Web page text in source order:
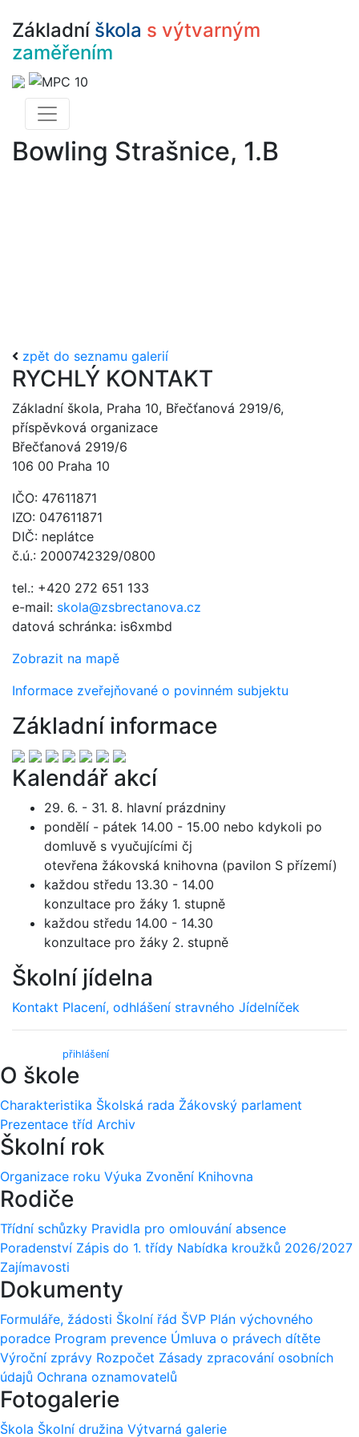
Základní škola s výtvarným
zaměřením
Bowling Strašnice, 1.B
zpět do seznamu galerií
RYCHLÝ KONTAKT
Základní škola, Praha 10, Břečťanová 2919/6,
příspěvková organizace
Břečťanová 2919/6
106 00 Praha 10
IČO: 47611871
IZO: 047611871
DIČ: neplátce
č.ú.: 2000742329/0800
tel.: +420 272 651 133
e-mail: skola@zsbrectanova.cz
datová schránka: is6xmbd
Zobrazit na mapě
Informace zveřejňované o povinném subjektu
Základní informace
Kalendář akcí
29. 6. - 31. 8. hlavní prázdniny
pondělí - pátek 14.00 - 15.00 nebo kdykoli po
domluvě s vyučujícími čj
otevřena žákovská knihovna (pavilon S přízemí)
každou středu 13.30 - 14.00
konzultace pro žáky 1. stupně
každou středu 14.00 - 14.30
konzultace pro žáky 2. stupně
Školní jídelna
Kontakt Placení, odhlášení stravného Jídelníček
přihlášení)
O škole
Charakteristika Školská rada Žákovský parlament
Prezentace tříd Archiv
Školní rok
Organizace roku Výuka Zvonění Knihovna
Rodiče
Třídní schůzky Pravidla pro omlouvání absence
Poradenství Zápis do 1. třídy Nabídka kroužků 2026/2027
Zajímavosti
Dokumenty
Formuláře, žádosti Školní řád ŠVP Plán výchovného
poradce Program prevence Úmluva o právech dítěte
Výroční zprávy Rozpočet Zásady zpracování osobních
údajů Ochrana oznamovatelů
Fotogalerie
Škola Školní družina Výtvarná galerie